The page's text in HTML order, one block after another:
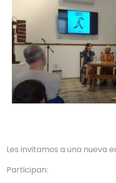
Les invitamos a una nueva
Participan: